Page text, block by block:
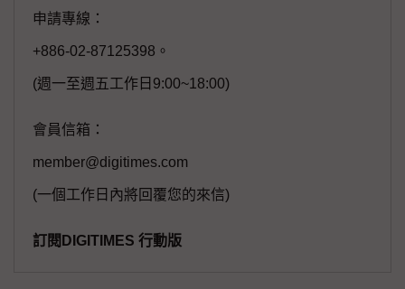
申請專線：
+886-02-87125398。
(週一至週五工作日9:00~18:00)
會員信箱：
member@digitimes.com
(一個工作日內將回覆您的來信)
訂閱DIGITIMES 行動版